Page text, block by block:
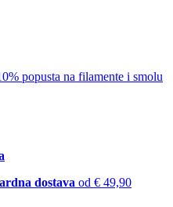
popusta na filamente i smolu
dostava od € 49,90